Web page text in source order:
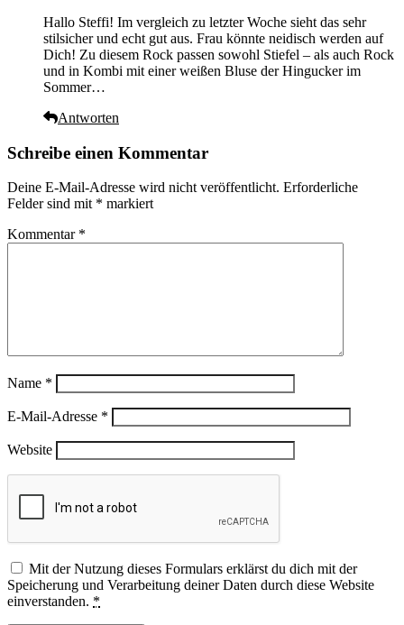
Hallo Steffi! Im vergleich zu letzter Woche sieht das sehr
stilsicher und echt gut aus. Frau könnte neidisch werden auf
Dich! Zu diesem Rock passen sowohl Stiefel – als auch Rock
und in Kombi mit einer weißen Bluse der Hingucker im
Sommer…
Antworten
Schreibe einen Kommentar
Deine E-Mail-Adresse wird nicht veröffentlicht. Erforderliche
Felder sind mit * markiert
Kommentar *
Name *
E-Mail-Adresse *
Website
Mit der Nutzung dieses Formulars erklärst du dich mit der
Speicherung und Verarbeitung deiner Daten durch diese Website
einverstanden. *